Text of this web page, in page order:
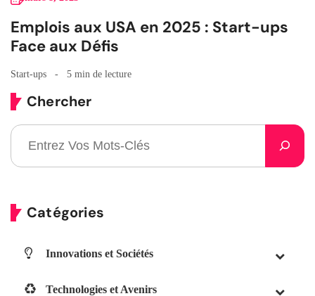
Emplois aux USA en 2025 : Start-ups
Face aux Défis
Start-ups 5 min de lecture
Chercher
Catégories
Innovations et Sociétés
Technologies et Avenirs